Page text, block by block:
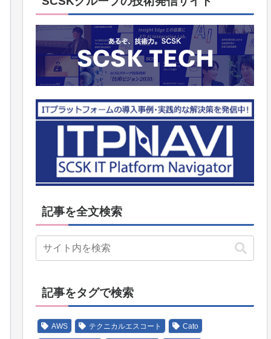
記事を全文検索
記事をタグで検索
AWS テクニカルエスコート Cato